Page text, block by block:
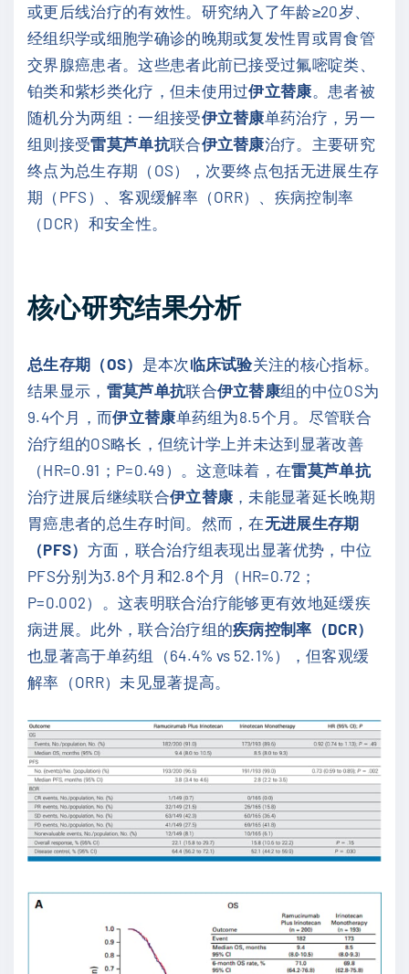
或更后线治疗的有效性。研究纳入了年龄≥20岁、
经组织学或细胞学确诊的晚期或复发性胃或胃食管
交界腺癌患者。这些患者此前已接受过氟嘧啶类、
铂类和紫杉类化疗，但未使用过伊立替康。患者被
随机分为两组：一组接受伊立替康单药治疗，另一
组则接受雷莫芦单抗联合伊立替康治疗。主要研究
终点为总生存期（OS），次要终点包括无进展生存
期（PFS）、客观缓解率（ORR）、疾病控制率
（DCR）和安全性。
核心研究结果分析
总生存期（OS） 是本次临床试验关注的核心指标。
结果显示， 雷莫芦单抗联合伊立替康组的中位OS为
9.4个月，而伊立替康单药组为8.5个月。尽管联合
治疗组的OS略长，但统计学上并未达到显著改善
（HR=0.91；P=0.49）。这意味着，在雷莫芦单抗
治疗进展后继续联合伊立替康 ，未能显著延长晚期
胃癌患者的总生存时间。然而，在无进展生存期
（PFS） 方面，联合治疗组表现出显著优势，中位
PFS分别为3.8个月和2.8个月（HR=0.72；
P=0.002）。这表明联合治疗能够更有效地延缓疾
病进展。此外，联合治疗组的疾病控制率（DCR）
也显著高于单药组（64.4% vs 52.1%），但客观缓
解率（ORR）未见显著提高。